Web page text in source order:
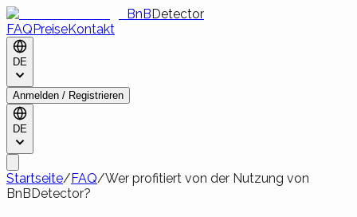
BnBDetector
FAQPreiseKontakt
DE
Anmelden / Registrieren
DE
Startseite/FAQ/Wer profitiert von der Nutzung von
BnBDetector?